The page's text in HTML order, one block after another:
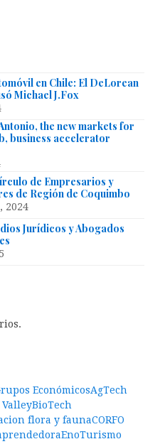
en Chile: El DeLorean
Michael J.Fox
the new markets for
business accelerator
de Empresarios y
de Región de Coquimbo
2024
Jurídicos y Abogados
EconómicosAgTech
ValleyBioTech
flora y faunaCORFO
EnoTurismo